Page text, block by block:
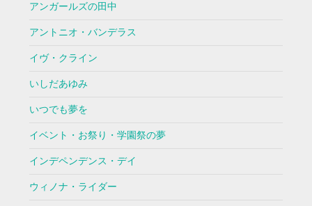
アンガールズの田中
アントニオ・バンデラス
イヴ・クライン
いしだあゆみ
いつでも夢を
イベント・お祭り・学園祭の夢
インデペンデンス・デイ
ウィノナ・ライダー